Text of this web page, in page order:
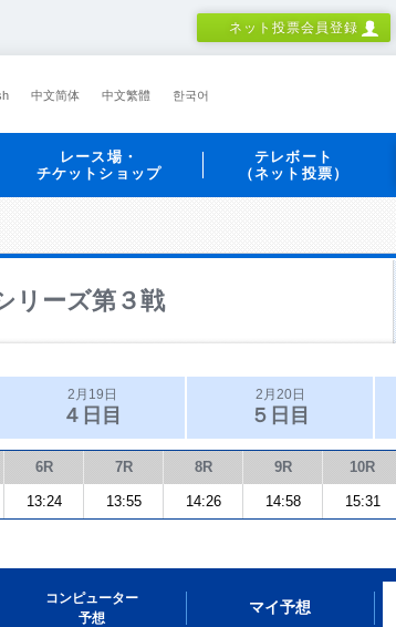
ネット投票会員登録
中文简体 中文繁體 한국어
レース場・
チケットショップ
テレボート
（ネット投票）
リーズ第３戦
2月19日
４日目
2月20日
５日目
6R 7R 8R 9R 10R
13:24 13:55 14:26 14:58 15:31
コンピューター
予想
マイ予想